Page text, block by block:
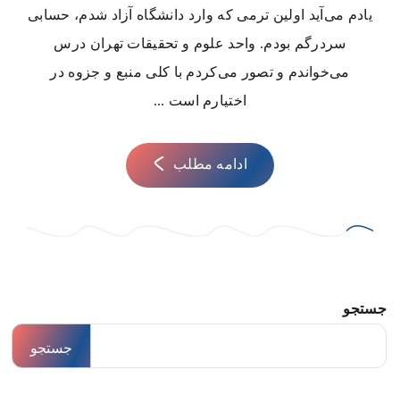
یادم می‌آید اولین ترمی که وارد دانشگاه آزاد شدم، حسابی
سردرگم بودم. واحد علوم و تحقیقات تهران درس
می‌خواندم و تصور می‌کردم با کلی منبع و جزوه در
اختیارم است ...
ادامه مطلب
جستجو
جستجو